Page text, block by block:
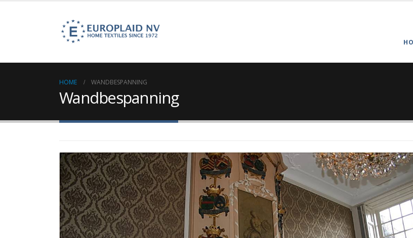
HOME WANDBESPANNING
Wandbespanning